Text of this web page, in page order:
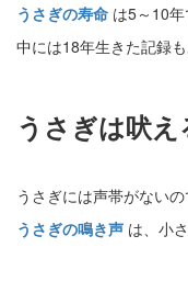
うさぎの寿命 は5～10年
中には18年生きた記録も
うさぎは吠え
うさぎには声帯がない
うさぎの鳴き声 は、小